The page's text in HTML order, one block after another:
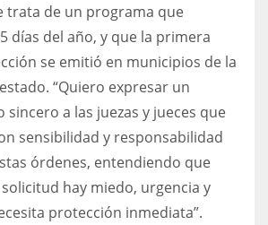
trata de un programa que
días del año, y que la primera
se emitió en municipios de la
“Quiero expresar un
a las juezas y jueces que
sensibilidad y responsabilidad
órdenes, entendiendo que
hay miedo, urgencia y
protección inmediata”.